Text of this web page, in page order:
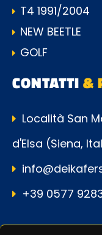
T4 1991/2004
NEW BEETLE
GOLF
CONTATTI&
Località San
d'Elsa (Siena,
+39 0577